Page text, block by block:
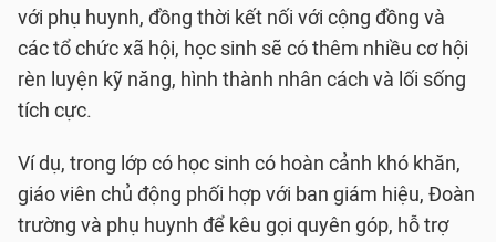
với phụ huynh, đồng thời kết nối với cộng đồng và
các tổ chức xã hội, học sinh sẽ có thêm nhiều cơ hội
rèn luyện kỹ năng, hình thành nhân cách và lối sống
tích cực.
Ví dụ, trong lớp có học sinh có hoàn cảnh khó khăn,
giáo viên chủ động phối hợp với ban giám hiệu, Đoàn
trường và phụ huynh để kêu gọi quyên góp, hỗ trợ